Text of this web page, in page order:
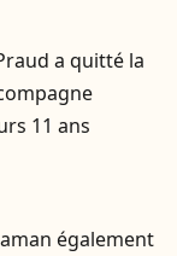
a quitté la
11 ans
également